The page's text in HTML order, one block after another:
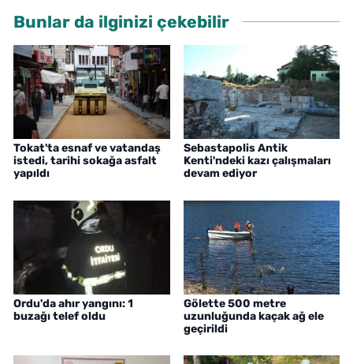
Bunlar da ilginizi çekebilir
Tokat'ta esnaf ve vatandaş
istedi, tarihi sokağa asfalt
yapıldı
Sebastapolis Antik
Kenti'ndeki kazı çalışmaları
devam ediyor
Ordu'da ahır yangını: 1
buzağı telef oldu
Gölette 500 metre
uzunluğunda kaçak ağ ele
geçirildi